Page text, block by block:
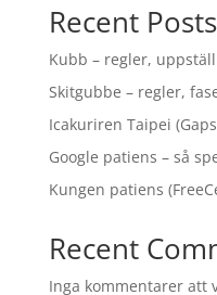
Recent Posts
Kubb – regler,
Skitgubbe – regler,
Icakuriren Taipei
Google patiens – så
Kungen patiens
Recent
Inga kommentarer att